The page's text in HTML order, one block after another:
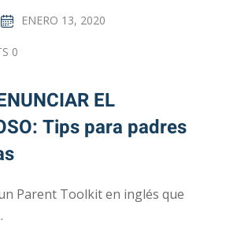
ENERO 13, 2020
0
EL
Tips para padres
Parent Toolkit en inglés que